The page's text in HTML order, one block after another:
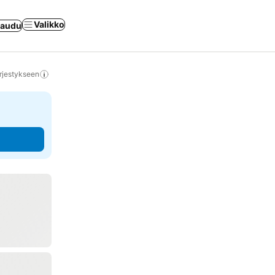
Valikko